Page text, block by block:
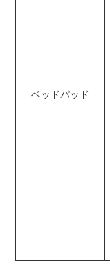
ベッドパッド